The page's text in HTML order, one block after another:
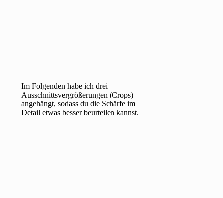
Im Folgenden habe ich drei
Ausschnittsvergrößerungen (Crops)
angehängt, sodass du die Schärfe im
Detail etwas besser beurteilen kannst.